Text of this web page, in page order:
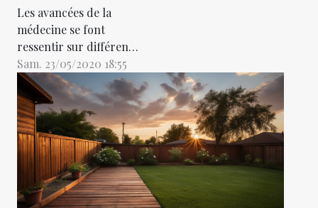
Les avancées de la
médecine se font
ressentir sur différents
plans. Des techniques
révolutionnaires
comme la
blépharoplastie
permettent des
restaurations du corps.
Cette méthode est
particulièrement utile
pour lutter contre les
Sam. 23/05/2020 18:55